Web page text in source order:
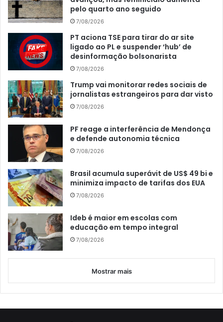
pelo quarto ano seguido
7/08/2026
PT aciona TSE para tirar do ar site
ligado ao PL e suspender ‘hub’ de
desinformação bolsonarista
7/08/2026
Trump vai monitorar redes sociais de
jornalistas estrangeiros para dar visto
7/08/2026
PF reage a interferência de Mendonça
e defende autonomia técnica
7/08/2026
Brasil acumula superávit de US$ 49 bi e
minimiza impacto de tarifas dos EUA
7/08/2026
Ideb é maior em escolas com
educação em tempo integral
7/08/2026
Mostrar mais